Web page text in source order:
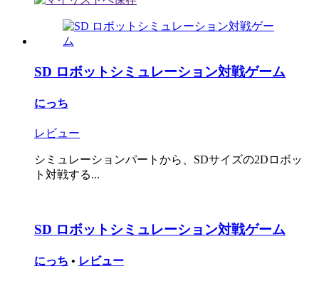
SD ロボットシミュレーション対戦ゲーム
にっち
レビュー
シミュレーションパートから、SDサイズの2Dロボッ
ト対戦する...
SD ロボットシミュレーション対戦ゲーム
にっち • レビュー